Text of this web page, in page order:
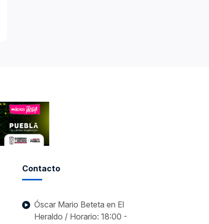
Contacto
Óscar Mario Beteta en El
Heraldo / Horario: 18:00 -